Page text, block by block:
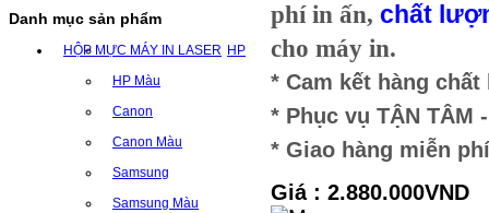
Danh mục sản phẩm
HỘP MỰC MÁY IN LASER HP
HP Màu
Canon
Canon Màu
Samsung
Samsung Màu
phí in ấn, chất
cho máy in.
* Cam kết hàng
* Phục vụ TẬN TÂM
* Giao hàng miễn
Giá : 2.880.000VND